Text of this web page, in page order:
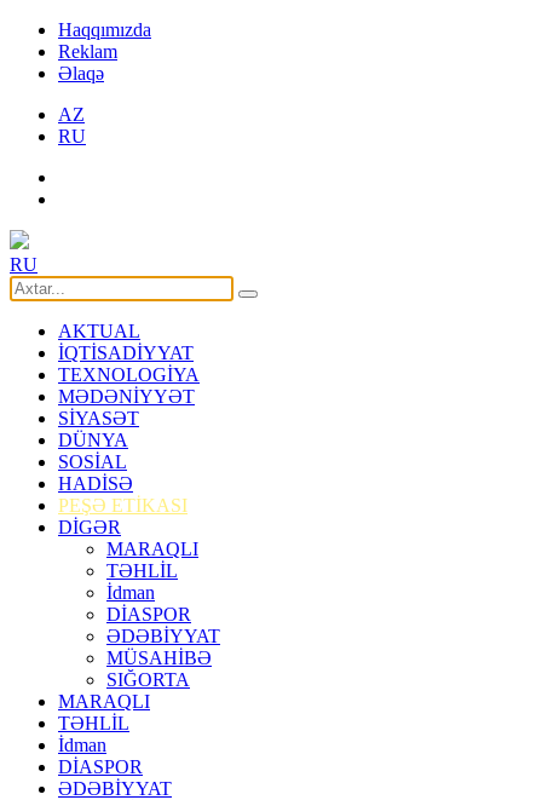
Haqqımızda
Reklam
Əlaqə
AZ
RU
RU
AKTUAL
İQTİSADİYYAT
TEXNOLOGİYA
MƏDƏNİYYƏT
SİYASƏT
DÜNYA
SOSİAL
HADİSƏ
PEŞƏ ETİKASI
DİGƏR
MARAQLI
TƏHLİL
İdman
DİASPOR
ƏDƏBİYYAT
MÜSAHİBƏ
SIĞORTA
MARAQLI
TƏHLİL
İdman
DİASPOR
ƏDƏBİYYAT